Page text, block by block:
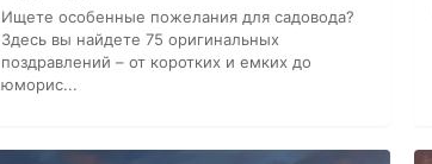
Ищете особенные пожелания для садовода?
Здесь вы найдете 75 оригинальных
поздравлений – от коротких и емких до
юморис...